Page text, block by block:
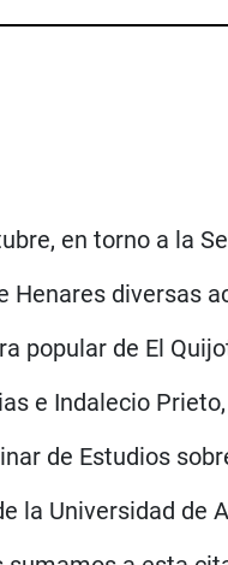
en torno a la
Henares diversas
popular de El
e Indalecio
de Estudios
la Universidad de